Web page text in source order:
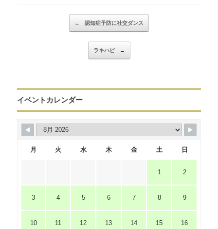
← 認知症予防に社交ダンス
ラキハピ →
イベントカレンダー
月 火 水 木 金 土 日
1 2
3 4 5 6 7 8 9
10 11 12 13 14 15 16